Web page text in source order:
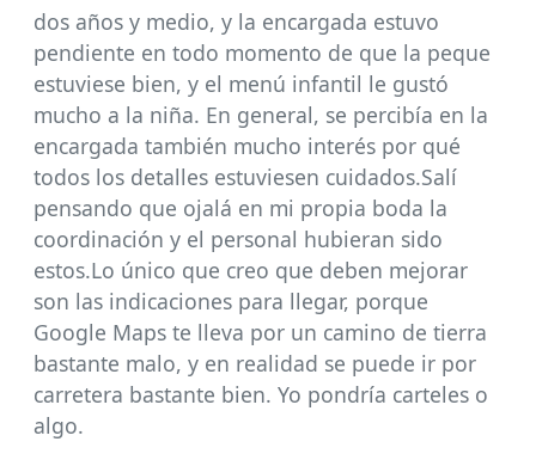
dos años y medio, y la encargada estuvo
pendiente en todo momento de que la peque
estuviese bien, y el menú infantil le gustó
mucho a la niña. En general, se percibía en la
encargada también mucho interés por qué
todos los detalles estuviesen cuidados.Salí
pensando que ojalá en mi propia boda la
coordinación y el personal hubieran sido
estos.Lo único que creo que deben mejorar
son las indicaciones para llegar, porque
Google Maps te lleva por un camino de tierra
bastante malo, y en realidad se puede ir por
carretera bastante bien. Yo pondría carteles o
algo.